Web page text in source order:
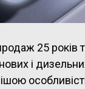
25 років
і